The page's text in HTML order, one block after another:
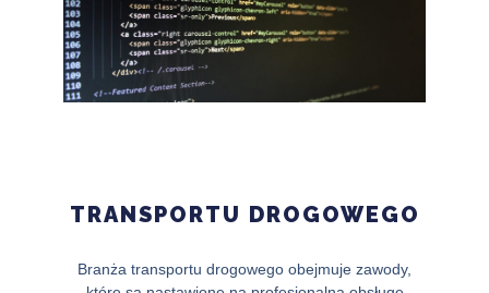
TRANSPORTU DROGOWEGO
Branża transportu drogowego obejmuje zawody,